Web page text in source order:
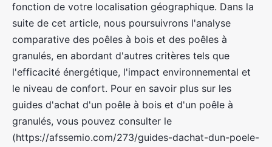
fonction de votre localisation géographique. Dans la
suite de cet article, nous poursuivrons l'analyse
comparative des poêles à bois et des poêles à
granulés, en abordant d'autres critères tels que
l'efficacité énergétique, l'impact environnemental et
le niveau de confort. Pour en savoir plus sur les
guides d'achat d'un poêle à bois et d'un poêle à
granulés, vous pouvez consulter le
(https://afssemio.com/273/guides-dachat-dun-poele-